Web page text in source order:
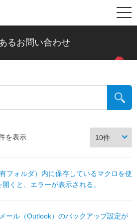
長
策 保証内容
るお問い合わせ
を表示
フォルダ）内に保存しているマクロを使
くと、エラーが表示される。
ール（Outlook）のバックアップ設定が